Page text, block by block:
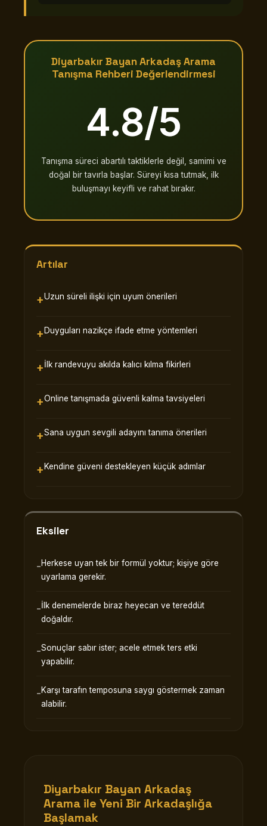
Diyarbakır Bayan Arkadaş Arama
Tanışma Rehberi Değerlendirmesi
4.8/5
Tanışma süreci abartılı taktiklerle değil, samimi ve
doğal bir tavırla başlar. Süreyi kısa tutmak, ilk
buluşmayı keyifli ve rahat bırakır.
Artılar
Uzun süreli ilişki için uyum önerileri
Duyguları nazikçe ifade etme yöntemleri
İlk randevuyu akılda kalıcı kılma fikirleri
Online tanışmada güvenli kalma tavsiyeleri
Sana uygun sevgili adayını tanıma önerileri
Kendine güveni destekleyen küçük adımlar
Eksiler
Herkese uyan tek bir formül yoktur; kişiye göre
uyarlama gerekir.
İlk denemelerde biraz heyecan ve tereddüt
doğaldır.
Sonuçlar sabır ister; acele etmek ters etki
yapabilir.
Karşı tarafın temposuna saygı göstermek zaman
alabilir.
Diyarbakır Bayan Arkadaş
Arama ile Yeni Bir Arkadaşlığa
Başlamak